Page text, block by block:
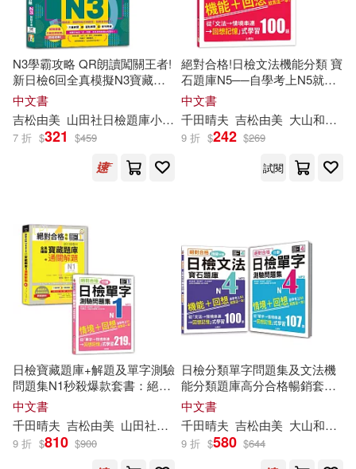
徐玲(1) 拉格洛夫(1)
日本寶庫社編組(1)
曹爭友，金萍（主編）(1)
本書編委會(1) 李俐(1)
李國義(1)
李大勇，袁浩（主編）(1)
李子舟(1) 李振興(1)
李明亮(1)
李江風，趙剛，葛文，魏海芹，張
廣西科學技術出版社(1)
延邊大學出版社(1)
新文創文化(1)
東北大學出版社(1)
東方出版社(1)
武漢大學出版社(1)
江蘇教育出版社(1)
江蘇文藝出版社(1)
N3學霸攻略 QR朗讀闖關王者!
新日檢6回全真模擬N3寶藏題
庫+通關解題【讀解、聽力、言
語知識〈文字、語彙、文
法〉】(16K+6回QR Code線上
音檔)
中文書
吉松由美 山田社日檢題庫小組 林勝田 田中陽子 西村惠子
7 折 $321 $459
絕對合格!日檢文法機能分類 寶
石題庫N5──自學考上N5就靠
這一本(16K+MP3)
中文書
千田晴夫 吉松由美 大山和佳子
9 折 $242 $269
試閱
日檢寶藏題庫+解題及單字測驗
問題集N1秒殺爆款套書：絕對
合格攻略!新日檢6回全真模擬
N1寶藏題庫+通關解題【讀
解、聽力、言語知識〈文字、
語彙、文法〉】+絕對合格!日
檢分類單字N1測驗問題集：自
中文書
千田晴夫 吉松由美 山田社日檢題庫小組 田中陽子 西村惠子
9 折 $810 $900
日檢分類單字問題集及文法機
能分類題庫高分合格暢銷套
書：絕對合格 日檢分類單字N4
測驗問題集+絕對合格 日檢文
法機能分類寶石題庫
N4(16K+1MP3)
中文書
千田晴夫 吉松由美 大山和佳子
9 折 $580 $644